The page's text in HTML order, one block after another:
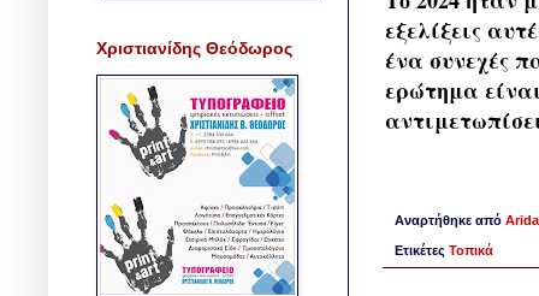
εξελίξεις
ένα συνεχές
ερώτημα
Αναρτήθηκε από
Ετικέτες Τοπικά
Χριστιανίδης Θεόδωρος